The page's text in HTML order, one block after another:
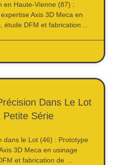
en Haute-Vienne (87) :
Axis 3D Meca en
étude DFM et fabrication…
Dans Le Lot
Série
dans le Lot (46) : Prototype
3D Meca en usinage
et fabrication de …